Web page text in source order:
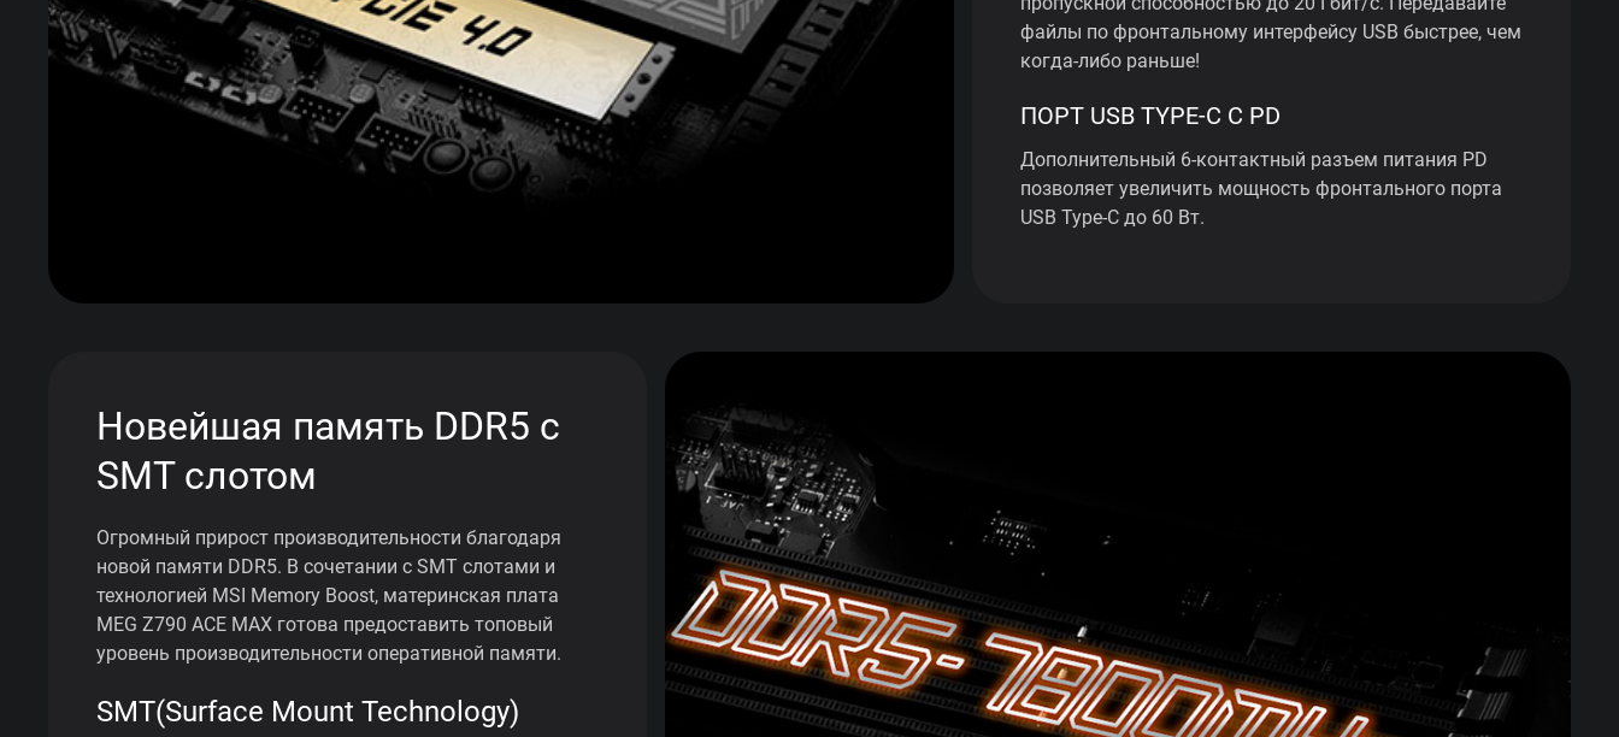
файлы по фронтальному интерфейсу USB быстрее, чем
когда-либо раньше!
ПОРТ USB TYPE-C С PD
Дополнительный 6-контактный разъем питания PD
позволяет увеличить мощность фронтального порта
USB Type-C до 60 Вт.
Новейшая память DDR5 с
SMT слотом
Огромный прирост производительности благодаря
новой памяти DDR5. В сочетании с SMT слотами и
технологией MSI Memory Boost, материнская плата
MEG Z790 ACE MAX готова предоставить топовый
уровень производительности оперативной памяти.
SMT(Surface Mount Technology)